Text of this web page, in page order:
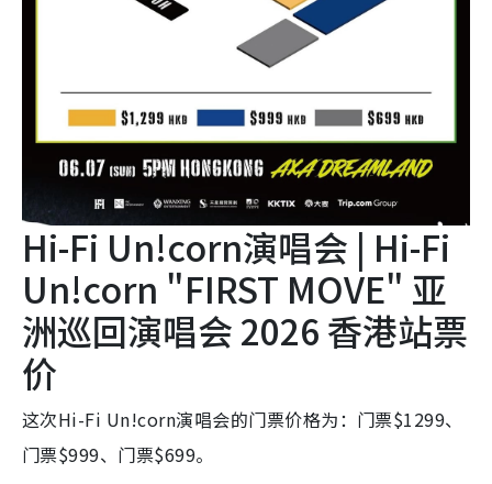
Hi-Fi Un!corn演唱会 | Hi-Fi
Un!corn "FIRST MOVE" 亚
洲巡回演唱会 2026 香港站票
价
这次Hi-Fi Un!corn演唱会的门票价格为：门票$1299、
门票$999、门票$699。